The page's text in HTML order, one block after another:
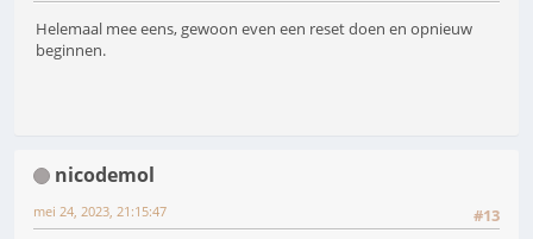
Helemaal mee eens, gewoon even een reset doen en opnieuw
beginnen.
nicodemol
#13
mei 24, 2023, 21:15:47